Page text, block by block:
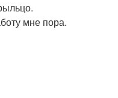
мне пора.